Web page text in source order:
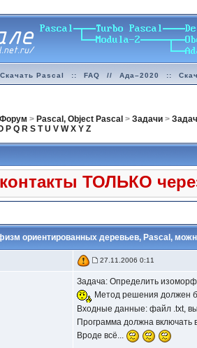
Скачать Pascal :: FAQ // Ада–2020 ::
Форум > Pascal, Object Pascal >Задачи >
P Q R S T U V W X Y Z
ТОЛЬКО
ориентированных деревьев, Pascal,
27.11.2006 0:11
Задача: Определить
Метод решения должен
Входные данные: файл .txt,
Программа должна включать
Вроде всё...